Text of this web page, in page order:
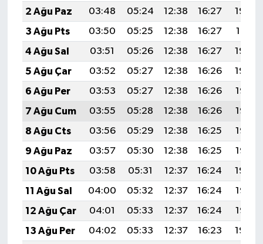
2 Ağu Paz
03:48 05:24 12:38 16:27
19:42
3 Ağu Pts
03:50 05:25 12:38 16:27
19:41
4 Ağu Sal
03:51 05:26 12:38 16:27
19:40
5 Ağu Çar
03:52 05:27 12:38 16:26
19:39
6 Ağu Per
03:53 05:27 12:38 16:26
19:38
7 Ağu Cum
03:55 05:28 12:38 16:26
19:37
8 Ağu Cts
03:56 05:29 12:38 16:25
19:36
9 Ağu Paz
03:57 05:30 12:38 16:25
19:35
10 Ağu Pts
03:58 05:31 12:37 16:24
19:34
11 Ağu Sal
04:00 05:32 12:37 16:24
19:33
12 Ağu Çar
04:01 05:33 12:37 16:24
19:32
13 Ağu Per
04:02 05:33 12:37 16:23
19:30